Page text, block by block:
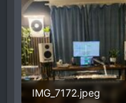
IMG_7172.jpeg